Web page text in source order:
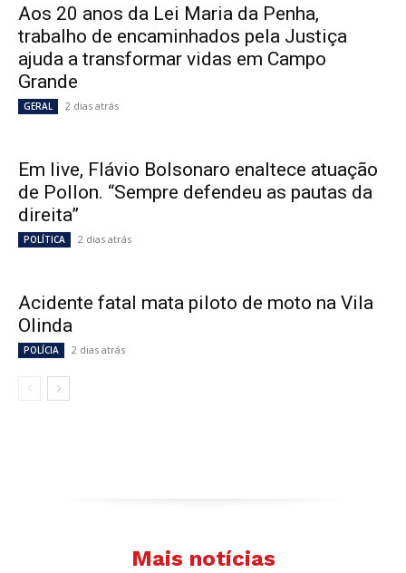
Aos 20 anos da Lei Maria da Penha,
trabalho de encaminhados pela Justiça
ajuda a transformar vidas em Campo
Grande
GERAL 2 dias atrás
Em live, Flávio Bolsonaro enaltece atuação
de Pollon. “Sempre defendeu as pautas da
direita”
POLÍTICA 2 dias atrás
Acidente fatal mata piloto de moto na Vila
Olinda
POLÍCIA 2 dias atrás
Mais notícias